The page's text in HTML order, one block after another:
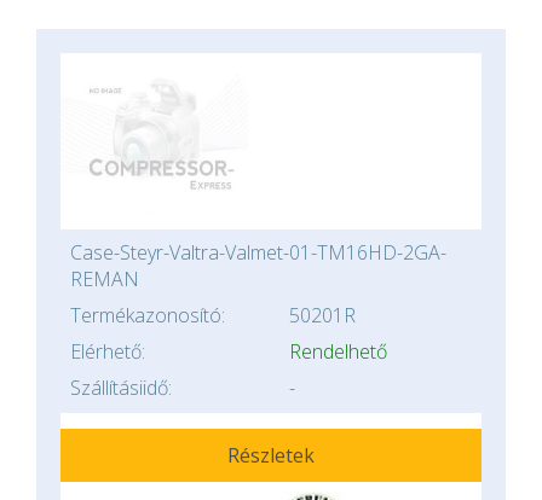
Case-Steyr-Valtra-Valmet-01-TM16HD-2GA-
REMAN
Termékazonosító:
50201R
Elérhető:
Rendelhető
Szállításiidő:
-
Részletek